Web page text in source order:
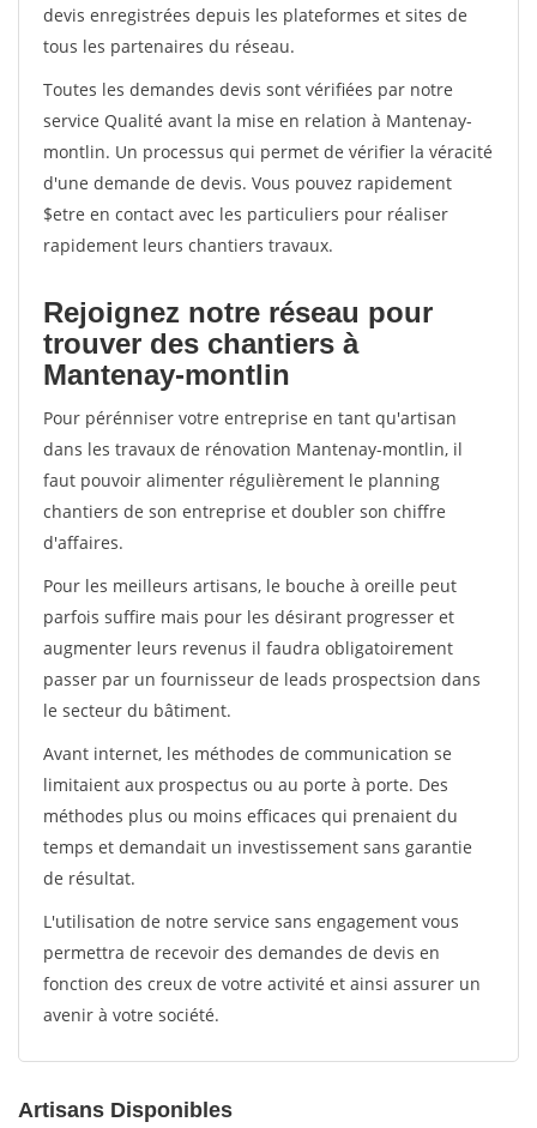
devis enregistrées depuis les plateformes et sites de
tous les partenaires du réseau.
Toutes les demandes devis sont vérifiées par notre
service Qualité avant la mise en relation à Mantenay-
montlin. Un processus qui permet de vérifier la véracité
d'une demande de devis. Vous pouvez rapidement
$etre en contact avec les particuliers pour réaliser
rapidement leurs chantiers travaux.
Rejoignez notre réseau pour
trouver des chantiers à
Mantenay-montlin
Pour pérénniser votre entreprise en tant qu'artisan
dans les travaux de rénovation Mantenay-montlin, il
faut pouvoir alimenter régulièrement le planning
chantiers de son entreprise et doubler son chiffre
d'affaires.
Pour les meilleurs artisans, le bouche à oreille peut
parfois suffire mais pour les désirant progresser et
augmenter leurs revenus il faudra obligatoirement
passer par un fournisseur de leads prospectsion dans
le secteur du bâtiment.
Avant internet, les méthodes de communication se
limitaient aux prospectus ou au porte à porte. Des
méthodes plus ou moins efficaces qui prenaient du
temps et demandait un investissement sans garantie
de résultat.
L'utilisation de notre service sans engagement vous
permettra de recevoir des demandes de devis en
fonction des creux de votre activité et ainsi assurer un
avenir à votre société.
Artisans Disponibles